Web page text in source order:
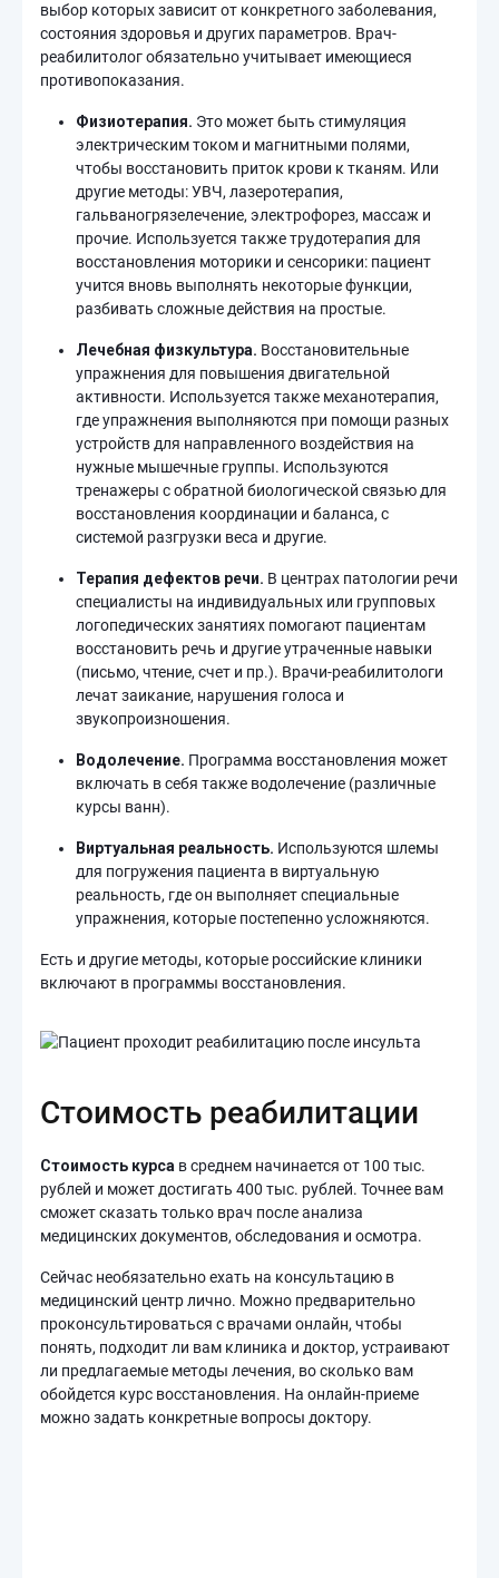
выбор которых зависит от конкретного заболевания,
состояния здоровья и других параметров. Врач-
реабилитолог обязательно учитывает имеющиеся
противопоказания.
Физиотерапия. Это может быть стимуляция
электрическим током и магнитными полями,
чтобы восстановить приток крови к тканям. Или
другие методы: УВЧ, лазеротерапия,
гальваногрязелечение, электрофорез, массаж и
прочие. Используется также трудотерапия для
восстановления моторики и сенсорики: пациент
учится вновь выполнять некоторые функции,
разбивать сложные действия на простые.
Лечебная физкультура. Восстановительные
упражнения для повышения двигательной
активности. Используется также механотерапия,
где упражнения выполняются при помощи разных
устройств для направленного воздействия на
нужные мышечные группы. Используются
тренажеры с обратной биологической связью для
восстановления координации и баланса, с
системой разгрузки веса и другие.
Терапия дефектов речи. В центрах патологии речи
специалисты на индивидуальных или групповых
логопедических занятиях помогают пациентам
восстановить речь и другие утраченные навыки
(письмо, чтение, счет и пр.). Врачи-реабилитологи
лечат заикание, нарушения голоса и
звукопроизношения.
Водолечение. Программа восстановления может
включать в себя также водолечение (различные
курсы ванн).
Виртуальная реальность. Используются шлемы
для погружения пациента в виртуальную
реальность, где он выполняет специальные
упражнения, которые постепенно усложняются.
Есть и другие методы, которые российские клиники
включают в программы восстановления.
Стоимость реабилитации
Стоимость курса в среднем начинается от 100 тыс.
рублей и может достигать 400 тыс. рублей. Точнее вам
сможет сказать только врач после анализа
медицинских документов, обследования и осмотра.
Сейчас необязательно ехать на консультацию в
медицинский центр лично. Можно предварительно
проконсультироваться с врачами онлайн, чтобы
понять, подходит ли вам клиника и доктор, устраивают
ли предлагаемые методы лечения, во сколько вам
обойдется курс восстановления. На онлайн-приеме
можно задать конкретные вопросы доктору.